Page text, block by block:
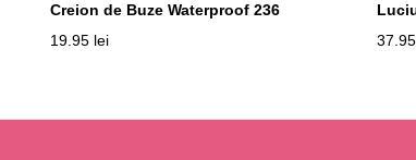
Creion de Buze Waterproof 236
19.95 lei
37.95